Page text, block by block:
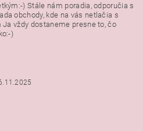
) Stále nám poradia, odporučia s
obchody, kde na vás netlačia s
Ja vždy dostaneme presne to, čo
)